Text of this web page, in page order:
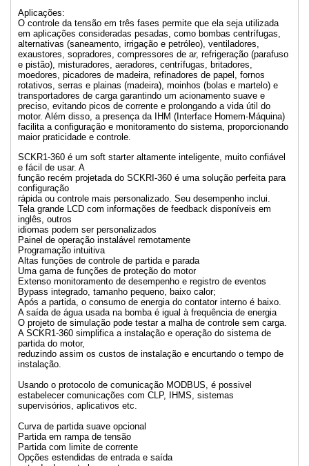
Aplicações:
O controle da tensão em três fases permite que ela seja utilizada
em aplicações consideradas pesadas, como bombas centrífugas,
alternativas (saneamento, irrigação e petróleo), ventiladores,
exaustores, sopradores, compressores de ar, refrigeração (parafuso
e pistão), misturadores, aeradores, centrífugas, britadores,
moedores, picadores de madeira, refinadores de papel, fornos
rotativos, serras e plainas (madeira), moinhos (bolas e martelo) e
transportadores de carga garantindo um acionamento suave e
preciso, evitando picos de corrente e prolongando a vida útil do
motor. Além disso, a presença da IHM (Interface Homem-Máquina)
facilita a configuração e monitoramento do sistema, proporcionando
maior praticidade e controle.
SCKR1-360 é um soft starter altamente inteligente, muito confiável
e fácil de usar. A
função recém projetada do SCKRI-360 é uma solução perfeita para
configuração
rápida ou controle mais personalizado. Seu desempenho inclui.
Tela grande LCD com informações de feedback disponíveis em
inglês, outros
idiomas podem ser personalizados
Painel de operação instalável remotamente
Programação intuitiva
Altas funções de controle de partida e parada
Uma gama de funções de proteção do motor
Extenso monitoramento de desempenho e registro de eventos
Bypass integrado, tamanho pequeno, baixo calor;
Após a partida, o consumo de energia do contator interno é baixo.
A saída de água usada na bomba é igual à frequência de energia
O projeto de simulação pode testar a malha de controle sem carga.
A SCKR1-360 simplifica a instalação e operação do sistema de
partida do motor,
reduzindo assim os custos de instalação e encurtando o tempo de
instalação.
Usando o protocolo de comunicação MODBUS, é possivel
estabelecer comunicações com CLP, IHMS, sistemas
supervisórios, aplicativos etc.
Curva de partida suave opcional
Partida em rampa de tensão
Partida com limite de corrente
Opções estendidas de entrada e saída